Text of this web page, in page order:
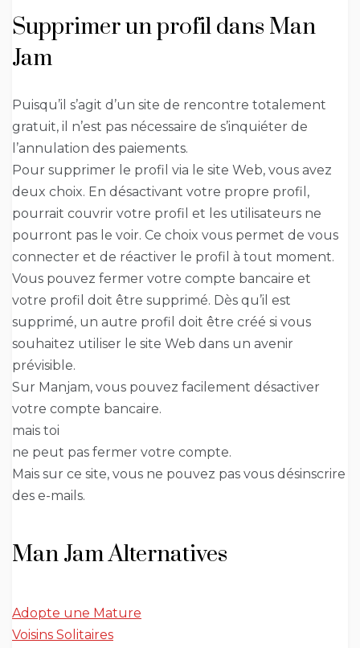
Supprimer un profil dans Man
Jam
Puisqu’il s’agit d’un site de rencontre totalement
gratuit, il n’est pas nécessaire de s’inquiéter de
l’annulation des paiements.
Pour supprimer le profil via le site Web, vous avez
deux choix. En désactivant votre propre profil,
pourrait couvrir votre profil et les utilisateurs ne
pourront pas le voir. Ce choix vous permet de vous
connecter et de réactiver le profil à tout moment.
Vous pouvez fermer votre compte bancaire et
votre profil doit être supprimé. Dès qu’il est
supprimé, un autre profil doit être créé si vous
souhaitez utiliser le site Web dans un avenir
prévisible.
Sur Manjam, vous pouvez facilement désactiver
votre compte bancaire.
mais toi
ne peut pas fermer votre compte.
Mais sur ce site, vous ne pouvez pas vous désinscrire
des e-mails.
Man Jam Alternatives
Adopte une Mature
Voisins Solitaires